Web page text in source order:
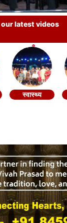
our latest videos
स्वास्थ्य